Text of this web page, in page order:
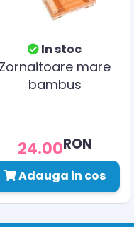
In stoc
Zornaitoare mare
bambus
24.00RON
Adauga in cos